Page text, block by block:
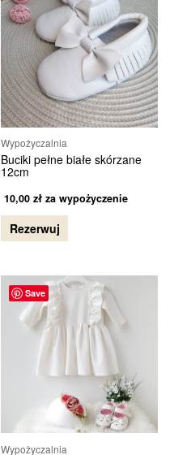
Wypożyczalnia
Buciki pełne białe skórzane
12cm
10,00 zł za wypożyczenie
Rezerwuj
Save
Wypożyczalnia